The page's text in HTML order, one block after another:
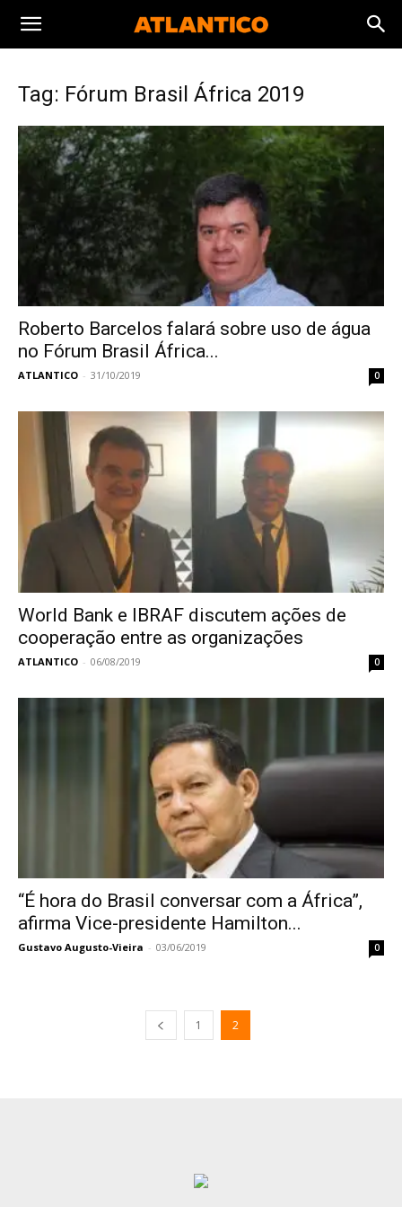
Tag: Fórum Brasil África 2019
Roberto Barcelos falará sobre uso de água
no Fórum Brasil África...
ATLANTICO - 31/10/2019 0
World Bank e IBRAF discutem ações de
cooperação entre as organizações
ATLANTICO - 06/08/2019 0
“É hora do Brasil conversar com a África”,
afirma Vice-presidente Hamilton...
Gustavo Augusto-Vieira - 03/06/2019 0
1 2